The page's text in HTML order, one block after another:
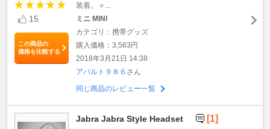
15
この商品の
価格を比較する
装着。 ○ ...
ミニ MINI
カテゴリ：携帯グッズ
購入価格：3,563円
2018年3月21日 14:38
アバルト９８６ さん
同じ商品のレビュー一覧
Jabra Jabra Style Headset [1]